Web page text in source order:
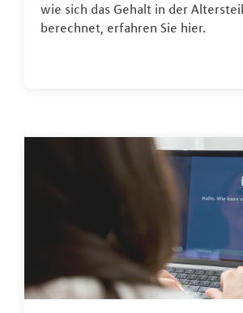
wie sich das Gehalt in der
berechnet, erfahren Sie hier.